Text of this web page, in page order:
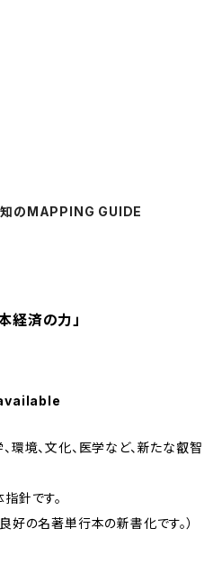
知のMAPPING GUIDE
経済の力」
環境、文化、医学など、新たな叡智
針です。
の名著単行本の新書化です。）